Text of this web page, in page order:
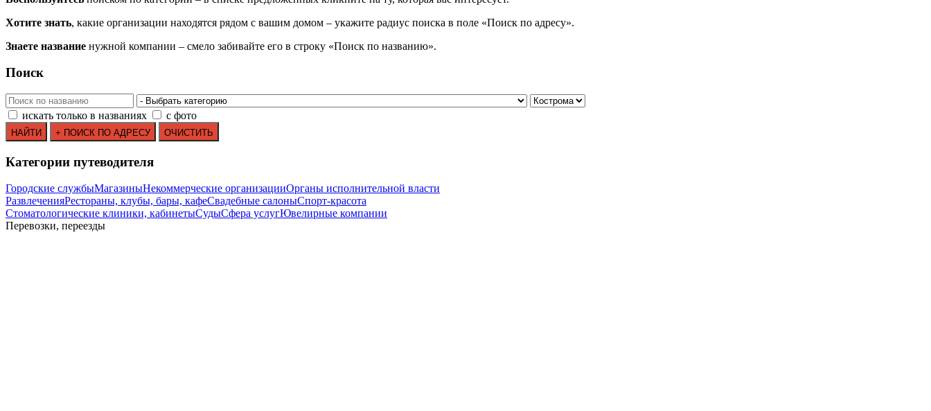
Хотите знать, какие организации находятся рядом с вашим домом – укажите радиус поиска в поле «Поиск по адресу».
Знаете название нужной компании – смело забивайте его в строку «Поиск по названию».
Поиск
искать только в названиях с фото
Категории путеводителя
Городские службыМагазиныНекоммерческие организацииОрганы исполнительной власти
РазвлеченияРестораны, клубы, бары, кафеСвадебные салоныСпорт-красота
Стоматологические клиники, кабинетыСудыСфера услугЮвелирные компании
Перевозки, переезды